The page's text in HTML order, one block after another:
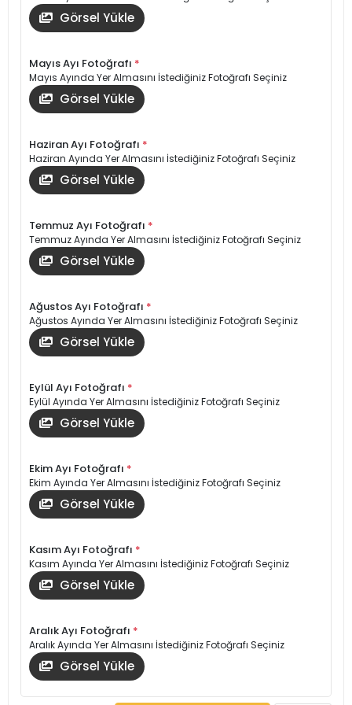
Görsel Yükle
Mayıs Ayı Fotoğrafı *
Mayıs Ayında Yer Almasını İstediğiniz Fotoğrafı Seçiniz
Görsel Yükle
Haziran Ayı Fotoğrafı *
Haziran Ayında Yer Almasını İstediğiniz Fotoğrafı Seçiniz
Görsel Yükle
Temmuz Ayı Fotoğrafı *
Temmuz Ayında Yer Almasını İstediğiniz Fotoğrafı Seçiniz
Görsel Yükle
Ağustos Ayı Fotoğrafı *
Ağustos Ayında Yer Almasını İstediğiniz Fotoğrafı Seçiniz
Görsel Yükle
Eylül Ayı Fotoğrafı *
Eylül Ayında Yer Almasını İstediğiniz Fotoğrafı Seçiniz
Görsel Yükle
Ekim Ayı Fotoğrafı *
Ekim Ayında Yer Almasını İstediğiniz Fotoğrafı Seçiniz
Görsel Yükle
Kasım Ayı Fotoğrafı *
Kasım Ayında Yer Almasını İstediğiniz Fotoğrafı Seçiniz
Görsel Yükle
Aralık Ayı Fotoğrafı *
Aralık Ayında Yer Almasını İstediğiniz Fotoğrafı Seçiniz
Görsel Yükle